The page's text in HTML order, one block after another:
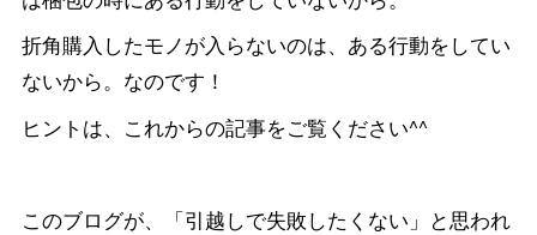
折角購入したモノが入らないのは、ある行動をしてい
ないから。なのです！
ヒントは、これからの記事をご覧ください^^
このブログが、「引越しで失敗したくない」と思われ